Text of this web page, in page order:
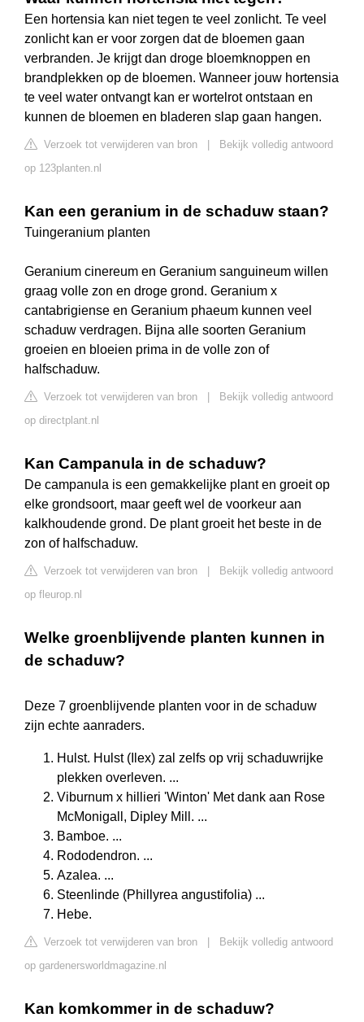
Een hortensia kan niet tegen te veel zonlicht. Te veel
zonlicht kan er voor zorgen dat de bloemen gaan
verbranden. Je krijgt dan droge bloemknoppen en
brandplekken op de bloemen. Wanneer jouw hortensia
te veel water ontvangt kan er wortelrot ontstaan en
kunnen de bloemen en bladeren slap gaan hangen.
Verzoek tot verwijderen van bron
Bekijk volledig antwoord
op 123planten.nl
Kan een geranium in de schaduw staan?
Tuingeranium planten
Geranium cinereum en Geranium sanguineum willen
graag volle zon en droge grond. Geranium x
cantabrigiense en Geranium phaeum kunnen veel
schaduw verdragen. Bijna alle soorten Geranium
groeien en bloeien prima in de volle zon of
halfschaduw.
Verzoek tot verwijderen van bron
Bekijk volledig antwoord
op directplant.nl
Kan Campanula in de schaduw?
De campanula is een gemakkelijke plant en groeit op
elke grondsoort, maar geeft wel de voorkeur aan
kalkhoudende grond. De plant groeit het beste in de
zon of halfschaduw.
Verzoek tot verwijderen van bron
Bekijk volledig antwoord
op fleurop.nl
Welke groenblijvende planten kunnen in
de schaduw?
Deze 7 groenblijvende planten voor in de schaduw
zijn echte aanraders.
Hulst. Hulst (Ilex) zal zelfs op vrij schaduwrijke
plekken overleven. ...
Viburnum x hillieri 'Winton' Met dank aan Rose
McMonigall, Dipley Mill. ...
Bamboe. ...
Rododendron. ...
Azalea. ...
Steenlinde (Phillyrea angustifolia) ...
Hebe.
Verzoek tot verwijderen van bron
Bekijk volledig antwoord
op gardenersworldmagazine.nl
Kan komkommer in de schaduw?